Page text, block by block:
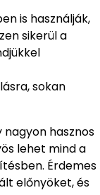
is használják,
sikerül a
sokan
hasznos
lehet mind a
Érdemes
előnyöket, és